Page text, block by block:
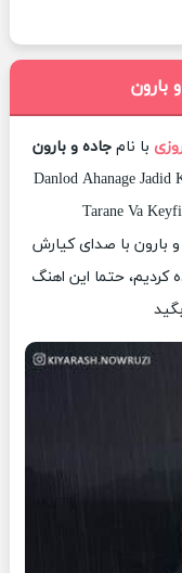
بارون
با نام جاده و بارون
Danlod Ahanage Jadid
Tarane Va
و بارون با صدای کیارش
کردیم، حتما این اهنگ